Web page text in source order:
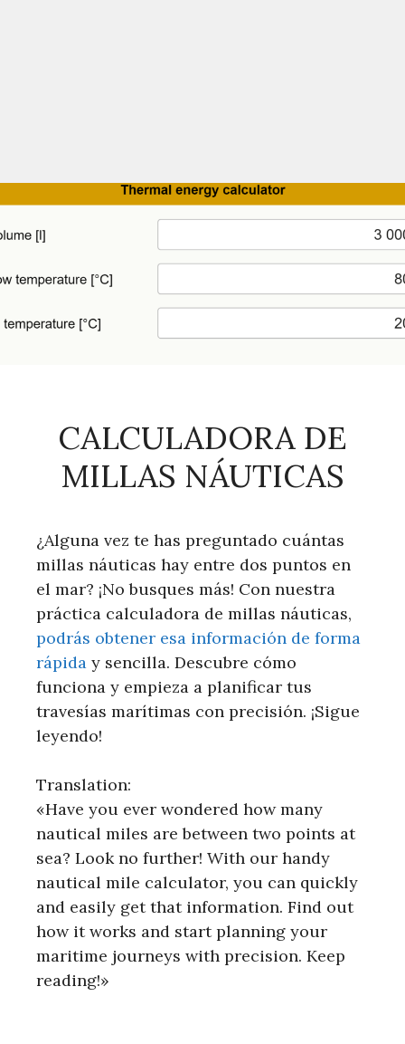
CALCULADORA DE
MILLAS NÁUTICAS
¿Alguna vez te has preguntado cuántas
millas náuticas hay entre dos puntos en
el mar? ¡No busques más! Con nuestra
práctica calculadora de millas náuticas,
podrás obtener esa información de forma
rápida y sencilla. Descubre cómo
funciona y empieza a planificar tus
travesías marítimas con precisión. ¡Sigue
leyendo!
Translation:
«Have you ever wondered how many
nautical miles are between two points at
sea? Look no further! With our handy
nautical mile calculator, you can quickly
and easily get that information. Find out
how it works and start planning your
maritime journeys with precision. Keep
reading!»